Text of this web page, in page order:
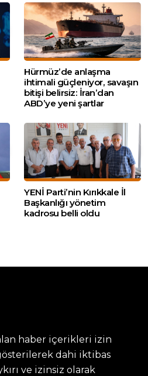
Hürmüz’de anlaşma
ihtimali güçleniyor, savaşın
bitişi belirsiz: İran’dan
ABD’ye yeni şartlar
YENİ Parti’nin Kırıkkale İl
Başkanlığı yönetim
kadrosu belli oldu
haber içerikleri izin
dahi iktibas
ve izinsiz olarak